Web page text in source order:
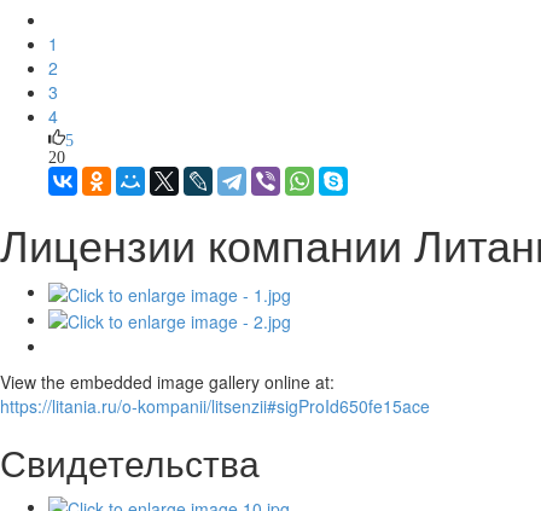
1
2
3
4
5
20
Лицензии компании
View the embedded image gallery online at:
https://litania.ru/o-kompanii/litsenzii#sigProId650fe15ace
Свидетельства